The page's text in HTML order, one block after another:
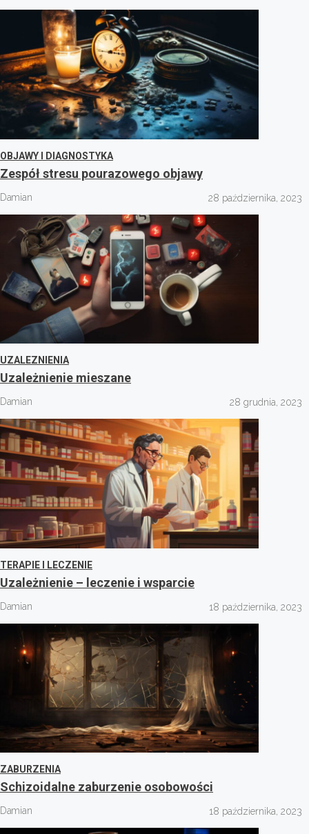
OBJAWY I DIAGNOSTYKA
Zespół stresu pourazowego objawy
Damian 28 października, 2023
UZALEZNIENIA
Uzależnienie mieszane
Damian 28 grudnia, 2023
TERAPIE I LECZENIE
Uzależnienie – leczenie i wsparcie
Damian 18 października, 2023
ZABURZENIA
Schizoidalne zaburzenie osobowości
Damian 18 października, 2023